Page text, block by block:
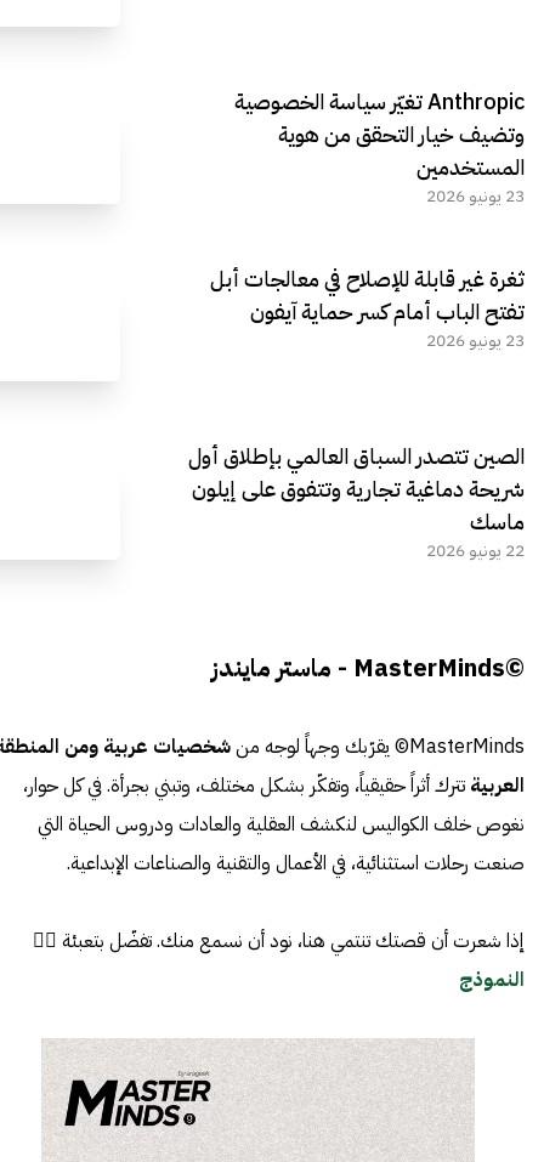
Anthropic تغيّر سياسة الخصوصية
وتضيف خيار التحقق من هوية
المستخدمين
23 يونيو 2026
ثغرة غير قابلة للإصلاح في معالجات أبل
تفتح الباب أمام كسر حماية آيفون
23 يونيو 2026
الصين تتصدر السباق العالمي بإطلاق أول
شريحة دماغية تجارية وتتفوق على إيلون
ماسك
22 يونيو 2026
©MasterMinds - ماستر مايندز
MasterMinds© يقرّبك وجهاً لوجه من
شخصيات عربية ومن
العربية تترك أثراً حقيقياً، وتفكّر بشكل مختلف، وتبني بجرأة. في كل حوار،
نغوص خلف الكواليس لنكشف العقلية والعادات ودروس الحياة التي
صنعت رحلات استثنائية، في الأعمال والتقنية والصناعات الإبداعية.
إذا شعرت أن قصتك تنتمي هنا، نود أن نسمع منك. تفضّل بتعبئة 👈🏼
النموذج